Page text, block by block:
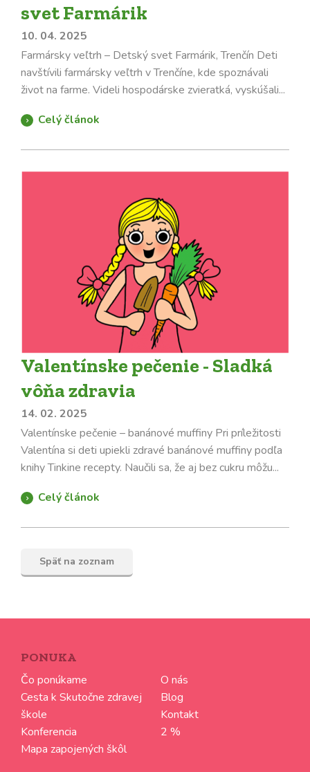
svet Farmárik
10. 04. 2025
Farmársky veľtrh – Detský svet Farmárik, Trenčín Deti
navštívili farmársky veľtrh v Trenčíne, kde spoznávali
život na farme. Videli hospodárske zvieratká, vyskúšali...
Celý článok
Valentínske pečenie - Sladká
vôňa zdravia
14. 02. 2025
Valentínske pečenie – banánové muffiny Pri príležitosti
Valentína si deti upiekli zdravé banánové muffiny podľa
knihy Tinkine recepty. Naučili sa, že aj bez cukru môžu...
Celý článok
Späť na zoznam
PONUKA
Čo ponúkame
Cesta k Skutočne zdravej
škole
Konferencia
Mapa zapojených škôl
O nás
Blog
Kontakt
2 %